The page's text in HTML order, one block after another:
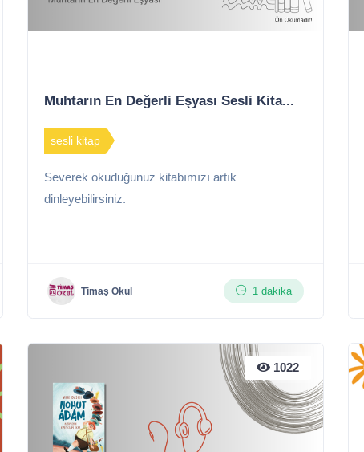
Muhtarın En Değerli Eşyası Sesli Kita...
sesli kitap
Severek okuduğunuz kitabımızı artık
dinleyebilirsiniz.
Timaş Okul 1 dakika
1022